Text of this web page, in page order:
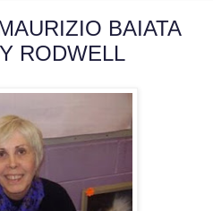
BAIATA
RODWELL